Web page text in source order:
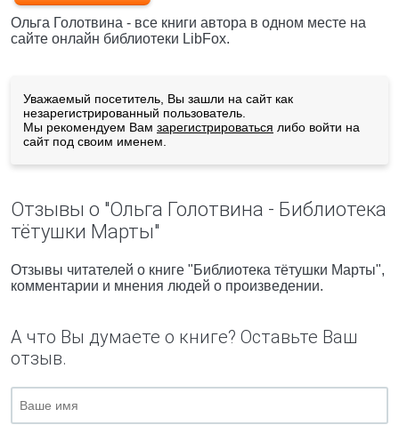
Ольга Голотвина - все книги автора в одном месте на
сайте онлайн библиотеки LibFox.
Уважаемый посетитель, Вы зашли на сайт как
незарегистрированный пользователь.
Мы рекомендуем Вам зарегистрироваться либо войти на
сайт под своим именем.
Отзывы о "Ольга Голотвина - Библиотека
тётушки Марты"
Отзывы читателей о книге "Библиотека тётушки Марты",
комментарии и мнения людей о произведении.
А что Вы думаете о книге? Оставьте Ваш
отзыв.